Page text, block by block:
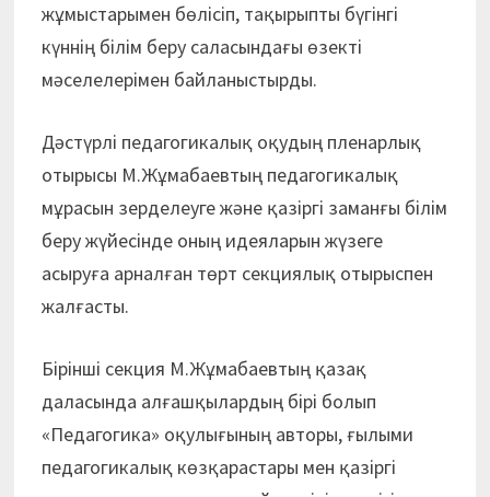
жұмыстарымен бөлісіп, тақырыпты бүгінгі
күннің білім беру саласындағы өзекті
мәселелерімен байланыстырды.
Дәстүрлі педагогикалық оқудың пленарлық
отырысы М.Жұмабаевтың педагогикалық
мұрасын зерделеуге және қазіргі заманғы білім
беру жүйесінде оның идеяларын жүзеге
асыруға арналған төрт секциялық отырыспен
жалғасты.
Бірінші секция М.Жұмабаевтың қазақ
даласында алғашқылардың бірі болып
«Педагогика» оқулығының авторы, ғылыми
педагогикалық көзқарастары мен қазіргі